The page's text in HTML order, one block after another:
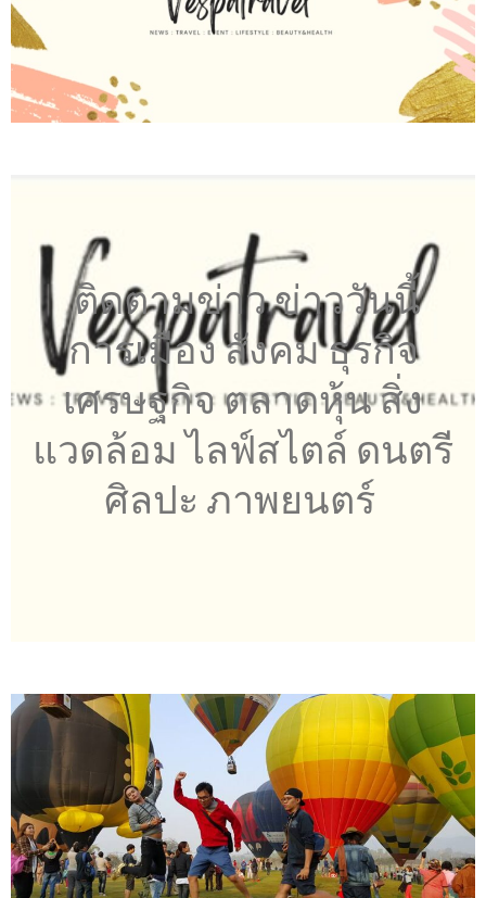
ติดตามข่าว ข่าววันนี้
การเมือง สังคม ธุรกิจ
เศรษฐกิจ ตลาดหุ้น สิ่ง
แวดล้อม ไลฟ์สไตล์ ดนตรี
ศิลปะ ภาพยนตร์